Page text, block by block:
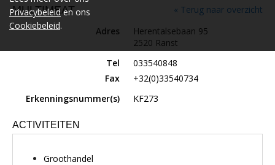
« Terug naar overzicht
MULTIMEAT
Adres
Herentalsebaan 95
2520 Ranst
Tel
033540848
Fax
+32(0)33540734
Erkenningsnummer(s)
KF273
ACTIVITEITEN
Groothandel
Privacybeleiden ons
Cookiebeleid.